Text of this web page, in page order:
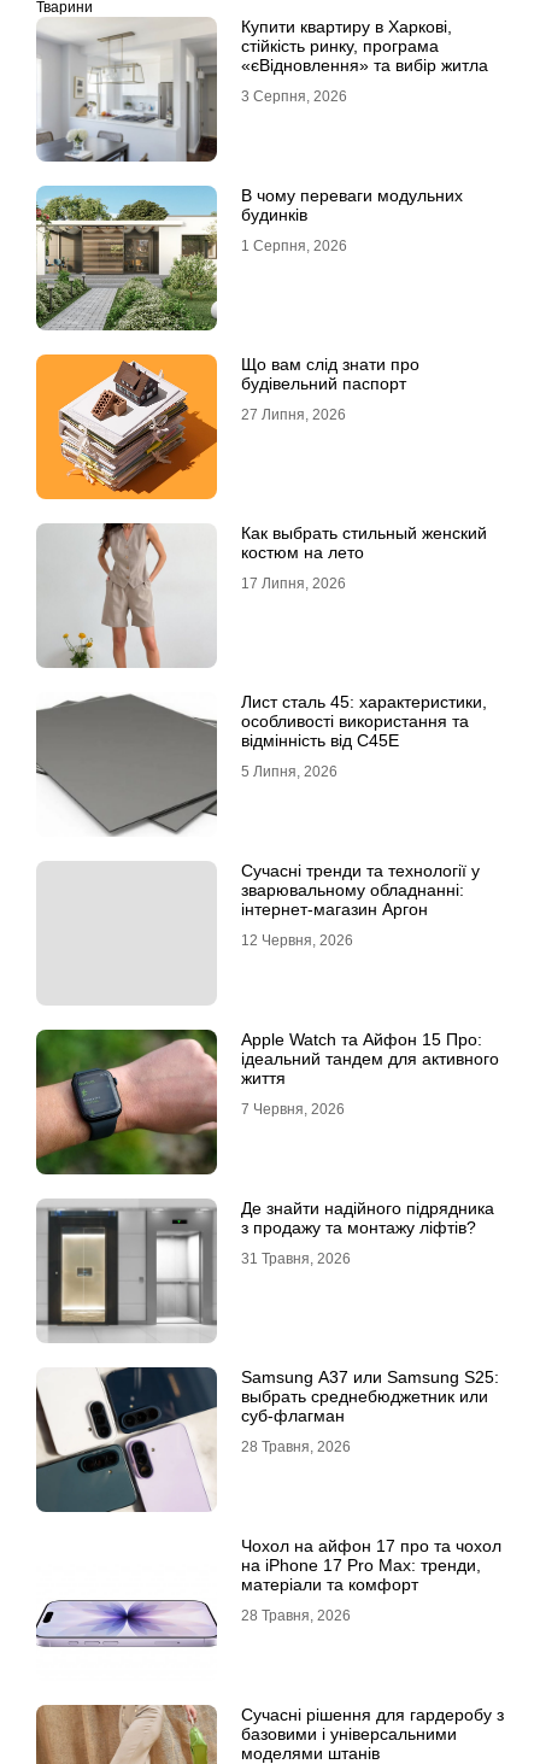
Тварини
Купити квартиру в Харкові,
стійкість ринку, програма
«єВідновлення» та вибір житла
3 Серпня, 2026
В чому переваги модульних
будинків
1 Серпня, 2026
Що вам слід знати про
будівельний паспорт
27 Липня, 2026
Как выбрать стильный женский
костюм на лето
17 Липня, 2026
Лист сталь 45: характеристики,
особливості використання та
відмінність від C45E
5 Липня, 2026
Сучасні тренди та технології у
зварювальному обладнанні:
інтернет-магазин Аргон
12 Червня, 2026
Apple Watch та Айфон 15 Про:
ідеальний тандем для активного
життя
7 Червня, 2026
Де знайти надійного підрядника
з продажу та монтажу ліфтів?
31 Травня, 2026
Samsung A37 или Samsung S25:
выбрать среднебюджетник или
суб-флагман
28 Травня, 2026
Чохол на айфон 17 про та чохол
на iPhone 17 Pro Max: тренди,
матеріали та комфорт
28 Травня, 2026
Сучасні рішення для гардеробу з
базовими і універсальними
моделями штанів